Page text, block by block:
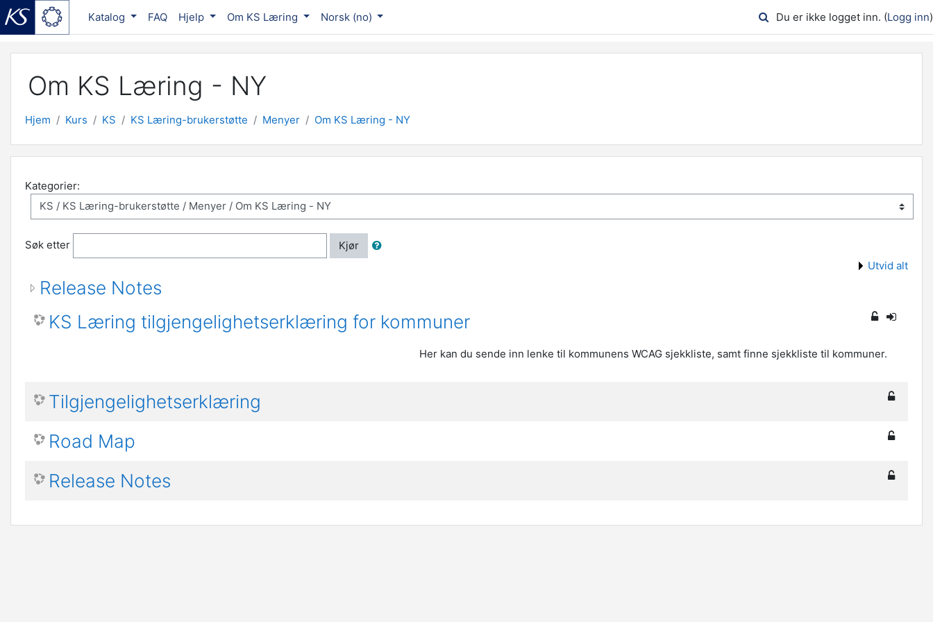
Katalog FAQ Hjelp Om KS Læring Norsk ‎(no)‎ Du er ikke logget inn. (Logg inn)
Om KS Læring - NY
Hjem Kurs KS KS Læring-brukerstøtte Menyer Om KS Læring - NY
Kategorier:
Søk etter
Kjør
Utvid alt
Release Notes
KS Læring tilgjengelighetserklæring for kommuner
Her kan du sende inn lenke til kommunens WCAG sjekkliste, samt finne sjekkliste til kommuner.
Tilgjengelighetserklæring
Road Map
Release Notes